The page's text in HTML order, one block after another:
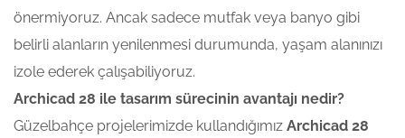
önermiyoruz. Ancak sadece mutfak veya banyo gibi
belirli alanların yenilenmesi durumunda, yaşam alanınızı
izole ederek çalışabiliyoruz.
Archicad 28 ile tasarım sürecinin avantajı nedir?
Güzelbahçe projelerimizde kullandığımız Archicad 28